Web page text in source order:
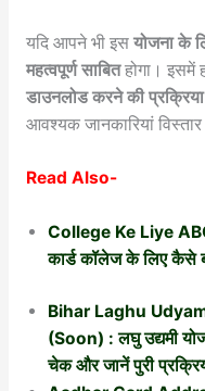
यदि आपने भी इस योजना के
महत्वपूर्ण साबितहोगा। इसमें
डाउनलोड करने की प्रक्रिया
आवश्यक जानकारियां
Read Also-
College Ke Liye
कार्ड कॉलेज के लिए कैसे
Bihar Laghu
(Soon) : लघु उद्यमी
चेक और जानें पुरी